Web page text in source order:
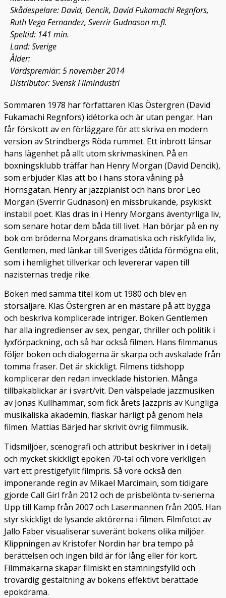
Skådespelare: David, Dencik, David Fukamachi Regnfors,
Ruth Vega Fernandez, Sverrir Gudnason m.fl.
Speltid: 141 min.
Land: Sverige
Ålder:
Värdspremiär: 5 november 2014
Distributör: Svensk Filmindustri
Sommaren 1978 har författaren Klas Östergren (David
Fukamachi Regnfors) idétorka och är utan pengar. Han
får förskott av en förläggare för att skriva en modern
version av Strindbergs Röda rummet. Ett inbrott länsar
hans lägenhet på allt utom skrivmaskinen. På en
boxningsklubb träffar han Henry Morgan (David Dencik),
som erbjuder Klas att bo i hans stora våning på
Hornsgatan. Henry är jazzpianist och hans bror Leo
Morgan (Sverrir Gudnason) en missbrukande, psykiskt
instabil poet. Klas dras in i Henry Morgans äventyrliga liv,
som senare hotar dem båda till livet. Han börjar på en ny
bok om bröderna Morgans dramatiska och riskfyllda liv,
Gentlemen, med länkar till Sveriges dåtida förmögna elit,
som i hemlighet tillverkar och levererar vapen till
nazisternas tredje rike.
Boken med samma titel kom ut 1980 och blev en
storsäljare. Klas Östergren är en mästare på att bygga
och beskriva komplicerade intriger. Boken Gentlemen
har alla ingredienser av sex, pengar, thriller och politik i
lyxförpackning, och så har också filmen. Hans filmmanus
följer boken och dialogerna är skarpa och avskalade från
tomma fraser. Det är skickligt. Filmens tidshopp
komplicerar den redan invecklade historien. Många
tillbakablickar är i svart/vit. Den välspelade jazzmusiken
av Jonas Kullhammar, som fick årets Jazzpris av Kungliga
musikaliska akademin, fläskar härligt på genom hela
filmen. Mattias Bärjed har skrivit övrig filmmusik.
Tidsmiljöer, scenografi och attribut beskriver in i detalj
och mycket skickligt epoken 70-tal och vore verkligen
värt ett prestigefyllt filmpris. Så vore också den
imponerande regin av Mikael Marcimain, som tidigare
gjorde Call Girl från 2012 och de prisbelönta tv-serierna
Upp till Kamp från 2007 och Lasermannen från 2005. Han
styr skickligt de lysande aktörerna i filmen. Filmfotot av
Jallo Faber visualiserar suveränt bokens olika miljöer.
Klippningen av Kristofer Nordin har bra tempo på
berättelsen och ingen bild är för lång eller för kort.
Filmmakarna skapar filmiskt en stämningsfylld och
trovärdig gestaltning av bokens effektivt berättade
epokdrama.